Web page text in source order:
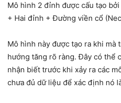
Mô hình 2 đỉnh được cấu tạo
+ Hai đỉnh + Đường viền cổ
Mô hình này được tạo ra khi mà
hướng tăng rõ ràng. Đây có thể
nhận biết trước khi xảy ra các
chưa đủ dữ liệu để xác định nó